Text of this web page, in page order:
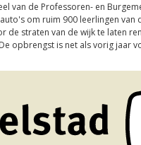
van de Professoren- en
om ruim 900 leerlingen van
de straten van de wijk te laten
opbrengst is net als vorig jaar